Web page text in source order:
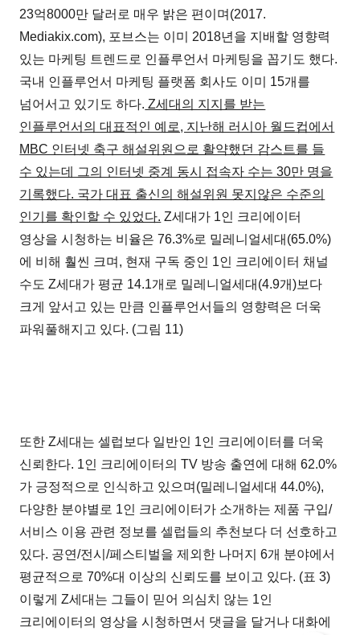
23억8000만 달러로 매우 밝은 편이며(2017.
Mediakix.com), 포브스는 이미 2018년을 지배할 영향력
있는 마케팅 트렌드로 인플루언서 마케팅을 꼽기도 했다.
국내 인플루언서 마케팅 플랫폼 회사도 이미 15개를
넘어서고 있기도 하다. Z세대의 지지를 받는
인플루언서의 대표적인 예로, 지난해 러시아 월드컵에서
MBC 인터넷 축구 해설위원으로 활약했던 감스트를 들
수 있는데 그의 인터넷 중계 동시 접속자 수는 30만 명을
기록했다. 국가 대표 출신의 해설위원 못지않은 수준의
인기를 확인할 수 있었다. Z세대가 1인 크리에이터
영상을 시청하는 비율은 76.3%로 밀레니얼세대(65.0%)
에 비해 훨씬 크며, 현재 구독 중인 1인 크리에이터 채널
수도 Z세대가 평균 14.1개로 밀레니얼세대(4.9개)보다
크게 앞서고 있는 만큼 인플루언서들의 영향력은 더욱
파워풀해지고 있다. (그림 11)
또한 Z세대는 셀럽보다 일반인 1인 크리에이터를 더욱
신뢰한다. 1인 크리에이터의 TV 방송 출연에 대해 62.0%
가 긍정적으로 인식하고 있으며(밀레니얼세대 44.0%),
다양한 분야별로 1인 크리에이터가 소개하는 제품 구입/
서비스 이용 관련 정보를 셀럽들의 추천보다 더 선호하고
있다. 공연/전시/페스티벌을 제외한 나머지 6개 분야에서
평균적으로 70%대 이상의 신뢰도를 보이고 있다. (표 3)
이렇게 Z세대는 그들이 믿어 의심치 않는 1인
크리에이터의 영상을 시청하면서 댓글을 달거나 대화에